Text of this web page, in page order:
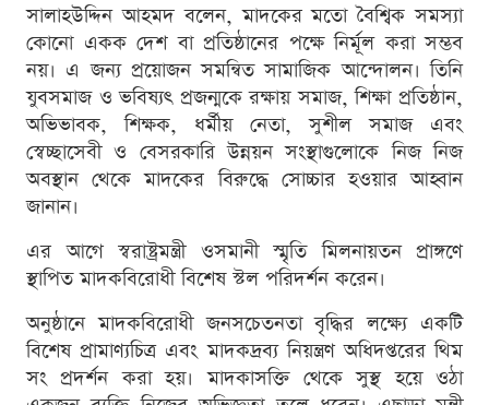
সালাহউদ্দিন আহমদ বলেন, মাদকের মতো বৈশ্বিক সমস্যা
কোনো একক দেশ বা প্রতিষ্ঠানের পক্ষে নির্মূল করা সম্ভব
নয়। এ জন্য প্রয়োজন সমন্বিত সামাজিক আন্দোলন। তিনি
যুবসমাজ ও ভবিষ্যৎ প্রজন্মকে রক্ষায় সমাজ, শিক্ষা প্রতিষ্ঠান,
অভিভাবক, শিক্ষক, ধর্মীয় নেতা, সুশীল সমাজ এবং
স্বেচ্ছাসেবী ও বেসরকারি উন্নয়ন সংস্থাগুলোকে নিজ নিজ
অবস্থান থেকে মাদকের বিরুদ্ধে সোচ্চার হওয়ার আহ্বান
জানান।
এর আগে স্বরাষ্ট্রমন্ত্রী ওসমানী স্মৃতি মিলনায়তন প্রাঙ্গণে
স্থাপিত মাদকবিরোধী বিশেষ স্টল পরিদর্শন করেন।
অনুষ্ঠানে মাদকবিরোধী জনসচেতনতা বৃদ্ধির লক্ষ্যে একটি
বিশেষ প্রামাণ্যচিত্র এবং মাদকদ্রব্য নিয়ন্ত্রণ অধিদপ্তরের থিম
সং প্রদর্শন করা হয়। মাদকাসক্তি থেকে সুস্থ হয়ে ওঠা